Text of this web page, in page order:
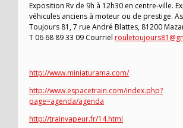
Exposition Rv de 9h à 12h30 en centre-ville.
véhicules anciens à moteur ou de prestige.
Toujours 81, 7 rue André Blattes, 81200
T 06 68 89 33 09 Courriel
http://www.miniaturama.com/
http://www.espacetrain.com/index.php?
page=agenda/agenda
http://trainvapeur.fr/14.html